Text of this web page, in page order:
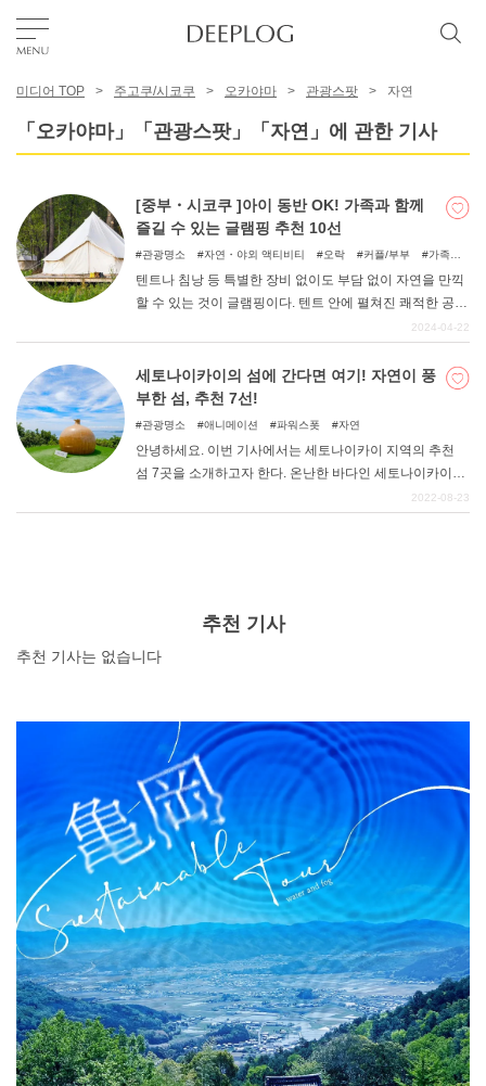
에리어
한국어
USD
회사개요
미디어 TOP 주고쿠/시코쿠 오카야마 관광스팟 자연
「오카야마」「관광스팟」「자연」에 관한 기사
[중부・시코쿠 ]아이 동반 OK! 가족과 함께
즐길 수 있는 글램핑 추천 10선
관광명소 자연・야외 액티비티 오락 커플/부부
가족여
텐트나 침낭 등 특별한 장비 없이도 부담 없이 자연을 만끽
할 수 있는 것이 글램핑이다. 텐트 안에 펼쳐진 쾌적한 공간
에서 어른도 아이도 편안하게 지낼 수 있다. 낮에는 츄고
있는 음식을 즐길 수 있는 글램핑 시설을 소개한다.
2024-04-22
세토나이카이의 섬에 간다면 여기! 자연이 풍
부한 섬, 추천 7선!
관광명소 애니메이션 파워스폿 자연
안녕하세요. 이번 기사에서는 세토나이카이 지역의 추천
섬 7곳을 소개하고자 한다. 온난한 바다인 세토나이카이에
는 많은 섬이 있어 풍부한 자연을 만끽할 수 있다. 관광객부
2022-08-23
추천 기사
추천 기사는 없습니다